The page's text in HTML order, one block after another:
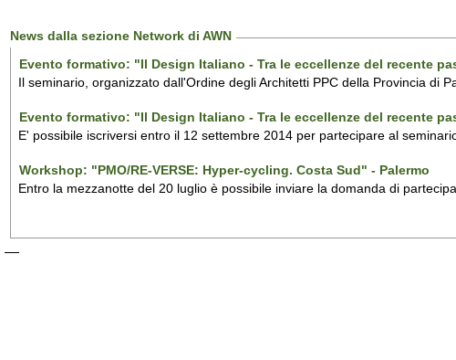
News dalla sezione Network di AWN
Evento formativo: "Il Design Italiano - Tra le eccellenze del recente
Il seminario, organizzato dall'Ordine degli Architetti PPC della Provincia di
Evento formativo: "Il Design Italiano - Tra le eccellenze del recente
E' possibile iscriversi entro il 12 settembre 2014 per partecipare al
Workshop: "PMO/RE-VERSE: Hyper-cycling. Costa Sud" - Palermo
Entro la mezzanotte del 20 luglio è possibile inviare la domanda di